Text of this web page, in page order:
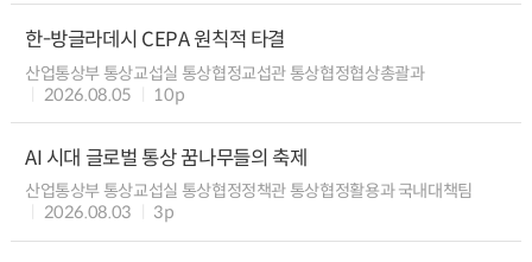
한-방글라데시 CEPA 원칙적 타결
산업통상부 통상교섭실 통상협정교섭관 통상협정협상총괄과
2026.08.05
10p
AI 시대 글로벌 통상 꿈나무들의 축제
산업통상부 통상교섭실 통상협정정책관 통상협정활용과 국내대책팀
2026.08.03
3p